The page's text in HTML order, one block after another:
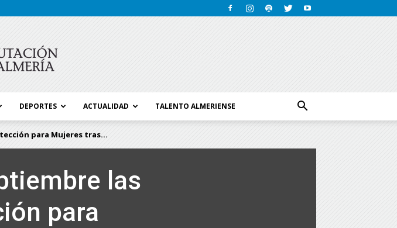
Diputación
DEPORTES ACTUALIDAD TALENTO ALMERIENSE
para Mujeres tras...
las
para